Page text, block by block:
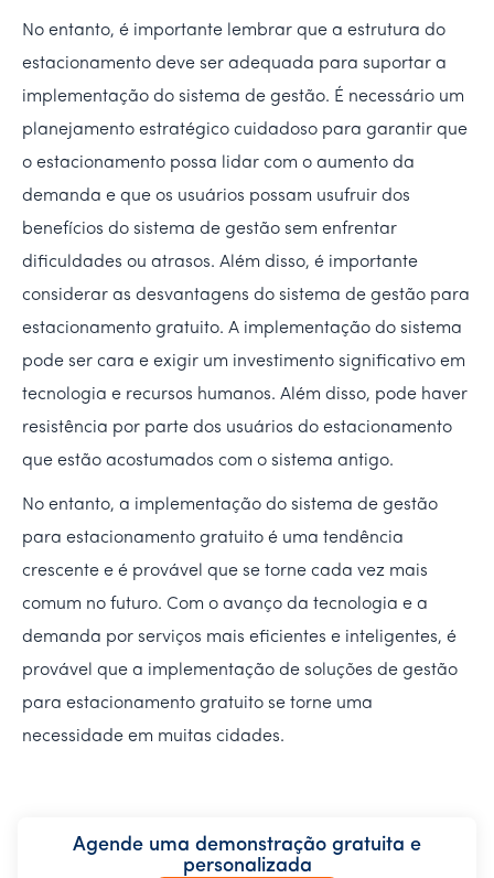
No entanto, é importante lembrar que a estrutura do
estacionamento deve ser adequada para suportar a
implementação do sistema de gestão. É necessário um
planejamento estratégico cuidadoso para garantir que
o estacionamento possa lidar com o aumento da
demanda e que os usuários possam usufruir dos
benefícios do sistema de gestão sem enfrentar
dificuldades ou atrasos. Além disso, é importante
considerar as desvantagens do sistema de gestão para
estacionamento gratuito. A implementação do sistema
pode ser cara e exigir um investimento significativo em
tecnologia e recursos humanos. Além disso, pode haver
resistência por parte dos usuários do estacionamento
que estão acostumados com o sistema antigo.
No entanto, a implementação do sistema de gestão
para estacionamento gratuito é uma tendência
crescente e é provável que se torne cada vez mais
comum no futuro. Com o avanço da tecnologia e a
demanda por serviços mais eficientes e inteligentes, é
provável que a implementação de soluções de gestão
para estacionamento gratuito se torne uma
necessidade em muitas cidades.
Agende uma demonstração gratuita e
personalizada